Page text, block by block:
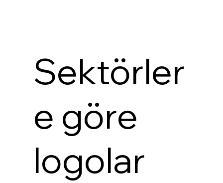
Sektörler
e göre
logolar